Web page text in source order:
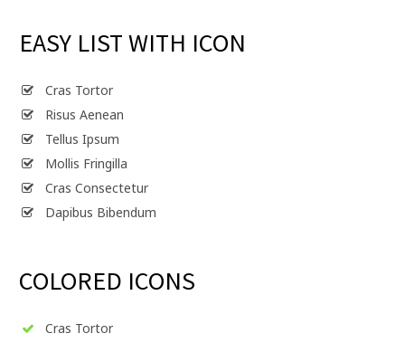
EASY LIST WITH ICON
Cras Tortor
Risus Aenean
Tellus Ipsum
Mollis Fringilla
Cras Consectetur
Dapibus Bibendum
COLORED ICONS
Cras Tortor